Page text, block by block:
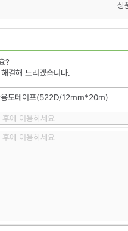
상
?
결해 드리겠습니다.
도테이프(522D/12mm*20m)